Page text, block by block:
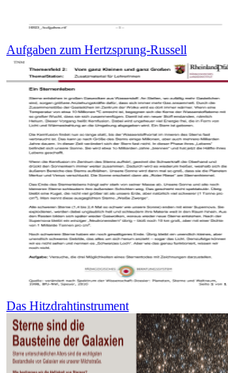
Aufgaben zum Hertzsprung-Russell
Das Hitzdrahtinstrument